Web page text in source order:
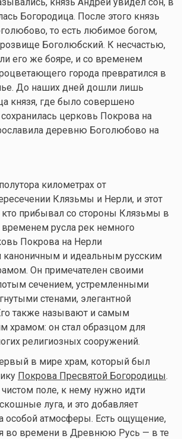
Богородица. После этого князь
то есть любимое богом,
Боголюбский. К несчастью,
его же бояре, и со временем
города превратился в
До наших дней дошли лишь
князя, где было совершено
сохранилась церковь Покрова на
деревню Боголюбово на
километрах от
Клязьмы и Нерли, и этот
прибывал со стороны Клязьмы в
временем русла рек немного
Покрова на Нерли
и идеальным русским
Он примечателен своими
сечением, устремленными
стенами, элегантной
также называют и самым
храмом: он стал образцом для
религиозных сооружений.
в мире храм, который был
Покрова Пресвятой Богородицы.
поле, к нему нужно идти
луга, и это добавляет
особой атмосферы. Есть ощущение,
во времени в Древнюю Русь — в те